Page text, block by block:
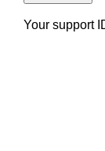
Your support